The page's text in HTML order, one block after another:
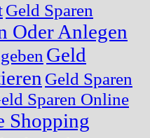
Geld Sparen
Oder Anlegen
Geld
Geld Sparen
Sparen Online
Shopping